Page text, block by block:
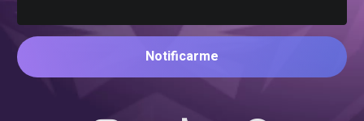
Notificarme